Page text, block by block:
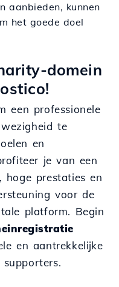
aanbieden, kunnen
het goede doel
domein
een professionele
te
en
je van een
hoge prestaties en
voor de
platform. Begin
en aantrekkelijke